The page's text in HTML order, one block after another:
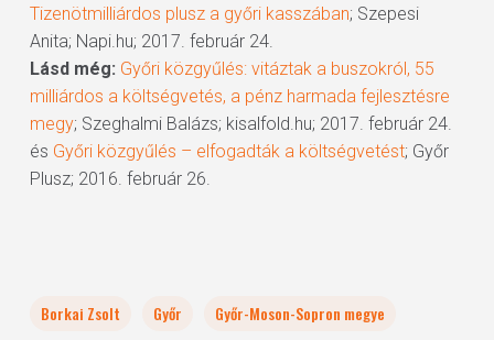
Tizenötmilliárdos plusz a győri kasszában; Szepesi
Anita; Napi.hu; 2017. február 24.
Lásd még: Győri közgyűlés: vitáztak a buszokról, 55
milliárdos a költségvetés, a pénz harmada fejlesztésre
megy; Szeghalmi Balázs; kisalfold.hu; 2017. február 24.
és Győri közgyűlés – elfogadták a költségvetést; Győr
Plusz; 2016. február 26.
Borkai Zsolt Győr
Győr-Moson-Sopron megye